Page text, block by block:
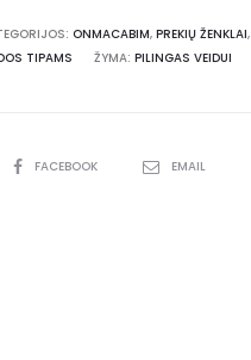
ONMACABIM, PREKIŲ ŽENKLAI,
TIPAMS
ŽYMA: PILINGAS VEIDUI
FACEBOOK EMAIL